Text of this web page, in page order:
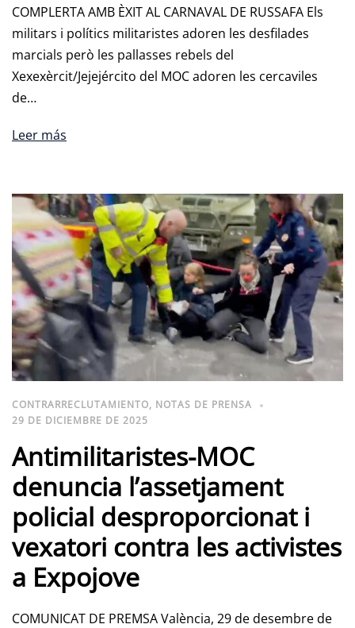
COMPLERTA AMB ÈXIT AL CARNAVAL DE RUSSAFA Els
militars i polítics militaristes adoren les desfilades
marcials però les pallasses rebels del
Xexexèrcit/Jejejército del MOC adoren les cercaviles
de…
Leer más
CONTRARRECLUTAMIENTO, NOTAS DE PRENSA
29 DE DICIEMBRE DE 2025
Antimilitaristes-MOC
denuncia l’assetjament
policial desproporcionat i
vexatori contra les activistes
a Expojove
COMUNICAT DE PREMSA València, 29 de desembre de